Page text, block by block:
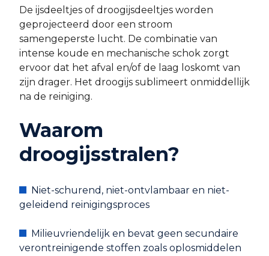
De ijsdeeltjes of droogijsdeeltjes worden
geprojecteerd door een stroom
samengeperste lucht. De combinatie van
intense koude en mechanische schok zorgt
ervoor dat het afval en/of de laag loskomt van
zijn drager. Het droogijs sublimeert onmiddellijk
na de reiniging.
Waarom
droogijsstralen?
Niet-schurend, niet-ontvlambaar en niet-
geleidend reinigingsproces
Milieuvriendelijk en bevat geen secundaire
verontreinigende stoffen zoals oplosmiddelen